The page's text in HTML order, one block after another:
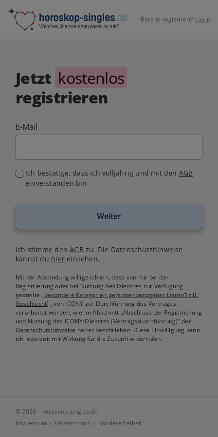
Bereits registriert? Login
Jetzt kostenlos
registrieren
E-Mail
Ich bestätige, dass ich volljährig und mit den AGB
einverstanden bin.
Weiter
Ich stimme denAGB zu. Die Datenschutzhinweise
kannst du hiereinsehen.
Mit der Absendung willige ich ein, dass von mir bei der
Registrierung oder bei Nutzung des Dienstes zur Verfügung
gestellte„besondere Kategorien personenbezogener Daten“(z.B.
Geschlecht) , von ICONY zur Durchführung des Vertrages
verarbeitet werden, wie im Abschnitt „Abschluss der Registrierung
und Nutzung des ICONY-Dienstes (Vertragsdurchführung)“ der
Datenschutzhinweise näher beschrieben. Diese Einwilligung kann
ich jederzeit mit Wirkung für die Zukunft widerrufen.
© 2026 - horoskop-singles.de
Impressum
Datenschutz Barrierefreiheit